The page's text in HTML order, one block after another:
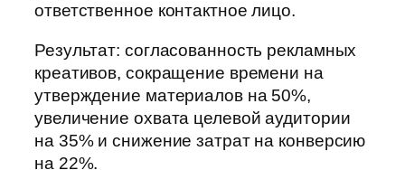
ответственное контактное лицо.
Результат: согласованность рекламных
креативов, сокращение времени на
утверждение материалов на 50%,
увеличение охвата целевой аудитории
на 35% и снижение затрат на конверсию
на 22%.